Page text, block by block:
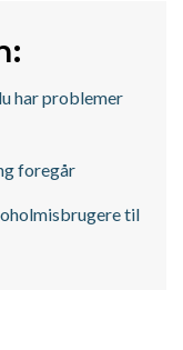
har problemer
foregår
til